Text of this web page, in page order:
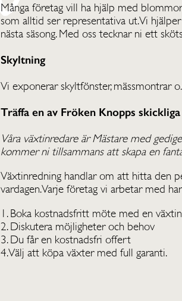
Många företag vill ha hjälp med
som alltid ser representativa ut. Vi
nästa säsong. Med oss tecknar ni ett
Skyltning
Vi exponerar skyltfönster, mässmontrar
Träffa en av Fröken Knopps
Våra växtinredare är Mästare med
kommer ni tillsammans att skapa en
Växtinredning handlar om att hitta den
vardagen. Varje företag vi arbetar med
1. Boka kostnadsfritt möte med en
2. Diskutera möjligheter och behov
3. Du får en kostnadsfri offert
4. Välj att köpa växter med full garanti.